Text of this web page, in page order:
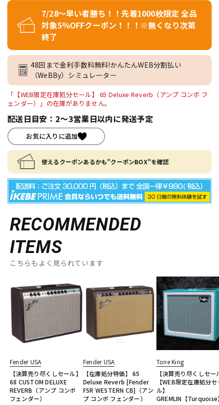
7/28～早い者勝ち！！先着1000枚限定 全品
対象5％OFFクーポン！！！※無くなり次第
終了
48回まで金利手数料無料!かんたんWEB分割払い
（WeBBy）シミュレーター
「【WEB限定在庫処分セール】 65 Deluxe Reverb（アンプ コンボ フ
ェンダー）」の在庫がありません。
配送日目安：2～3営業日以内に発送予定
お気に入りに追加
使えるクーポンあるかも"クーポンBOX"を確認
RECOMMENDED
ITEMS
こちらもよく見られています
Fender USA
【決算売り尽くしセール】
68 CUSTOM DELUXE
REVERB（アンプ コンボ
フェンダー）
Fender USA
【在庫処分特価】 65
Deluxe Reverb [Fender
FSR WESTERN CB]（アン
プ コンボ フェンダー）
Tone King
【決算売り尽くしセー
【WEB限定在庫処分
ル】
GREMLIN【Turquoise